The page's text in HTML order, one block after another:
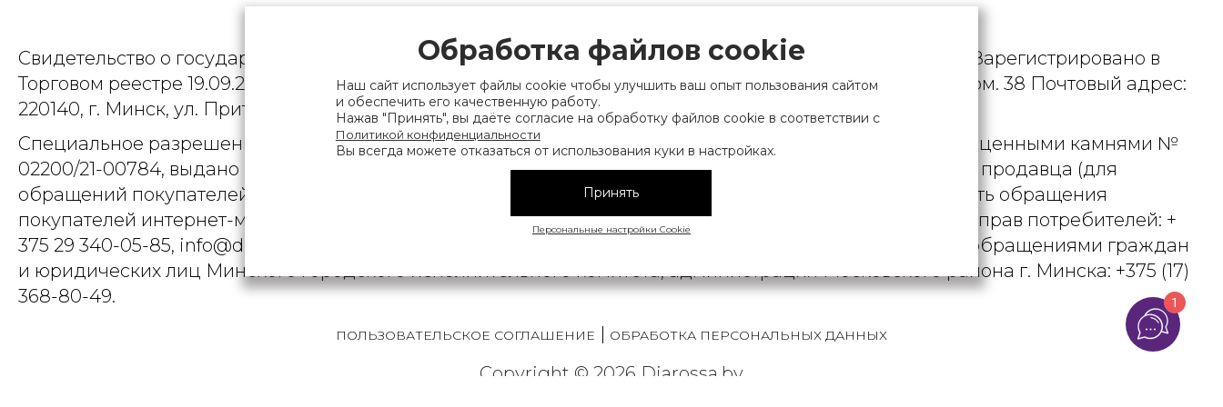
Свидетельство о государственной регистрации выдано Мингорисполкомом 01.06.2022. УНП 190729471. Зарегистрировано в
Торговом реестре 19.09.2025, № 758300. Юридический адрес: 220007, г. Минск, ул. Фабрициуса, д. 9А, пом. 38 Почтовый адрес:
220140, г. Минск, ул. Притыцкого, д.79, пом. 9
Специальное разрешение (лицензия) на деятельность, связанную с драгоценными металлами и драгоценными камнями №
02200/21-00784, выдано Министерством финансов Республики Беларусь. Номер контактного телефона продавца (для
обращений покупателей интернет-магазина), а также лица уполномоченного продавцом рассматривать обращения
покупателей интернет-магазина о нарушении их прав, предусмотренных законодательством о защите прав потребителей: +
375 29 340-05-85, info@diarossa.by. Номера контактных телефонов работников управления по работе с обращениями граждан
и юридических лиц Минского городского исполнительного комитета, администрация Московского района г. Минска: +375 (17)
368-80-49.
ПОЛЬЗОВАТЕЛЬСКОЕ СОГЛАШЕНИЕ | ОБРАБОТКА ПЕРСОНАЛЬНЫХ ДАННЫХ
Copyright © 2026 Diarossa.by
Обработка файлов cookie
Наш сайт использует файлы cookie чтобы улучшить ваш опыт пользования сайтом
и обеспечить его качественную работу.
Нажав "Принять", вы даёте согласие на обработку файлов cookie в соответствии с
Политикой конфиденциальности
Вы всегда можете отказаться от использования куки в настройках.
Принять
Персональные настройки Cookie
1